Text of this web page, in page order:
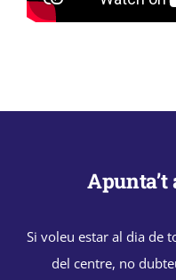
Si voleu estar al dia de
del centre, no